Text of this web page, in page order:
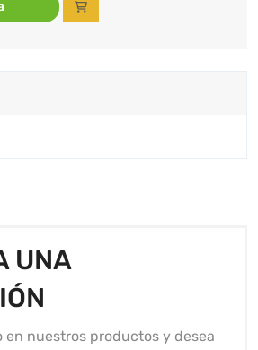
UNA
en nuestros productos y desea